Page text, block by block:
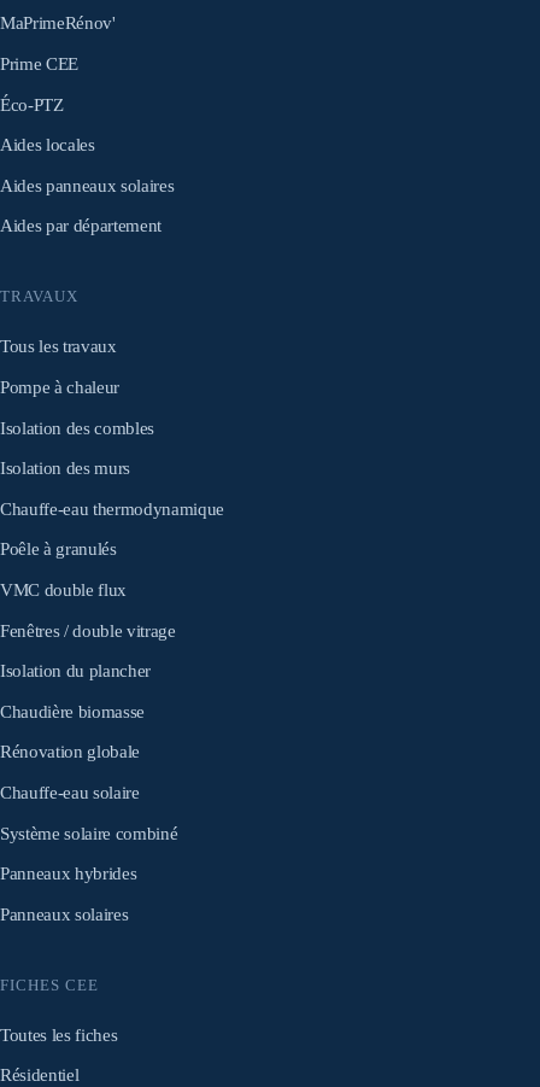
MaPrimeRénov'
Prime CEE
Éco-PTZ
Aides locales
Aides panneaux solaires
Aides par département
TRAVAUX
Tous les travaux
Pompe à chaleur
Isolation des combles
Isolation des murs
Chauffe-eau thermodynamique
Poêle à granulés
VMC double flux
Fenêtres / double vitrage
Isolation du plancher
Chaudière biomasse
Rénovation globale
Chauffe-eau solaire
Système solaire combiné
Panneaux hybrides
Panneaux solaires
FICHES CEE
Toutes les fiches
Résidentiel